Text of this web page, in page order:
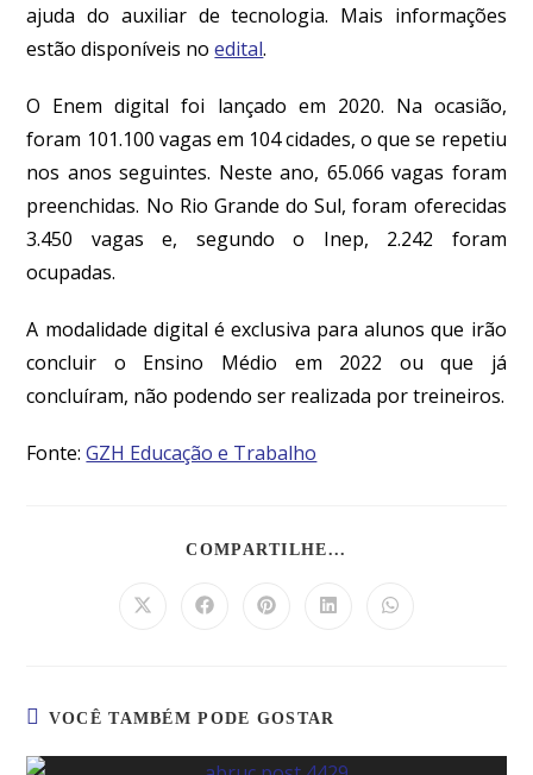
ajuda do auxiliar de tecnologia. Mais informações
estão disponíveis noedital.
O Enem digital foi lançado em 2020. Na ocasião,
foram 101.100 vagas em 104 cidades, o que se repetiu
nos anos seguintes. Neste ano, 65.066 vagas foram
preenchidas. No Rio Grande do Sul, foram oferecidas
3.450 vagas e, segundo o Inep, 2.242 foram
ocupadas.
A modalidade digital é exclusiva para alunos que irão
concluir o Ensino Médio em 2022 ou que já
concluíram, não podendo ser realizada por treineiros.
Fonte:GZH Educação e Trabalho
COMPARTILHE...
VOCÊ TAMBÉM PODE GOSTAR